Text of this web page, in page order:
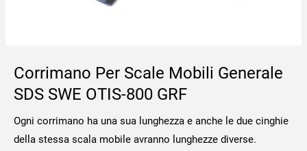
Corrimano Per Scale Mobili Generale
SDS SWE OTIS-800 GRF
Ogni corrimano ha una sua lunghezza e anche le due cinghie
della stessa scala mobile avranno lunghezze diverse.